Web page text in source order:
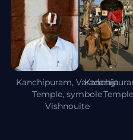
Kanchipuram, Varadaraja
Temple, symbole
Vishnouite